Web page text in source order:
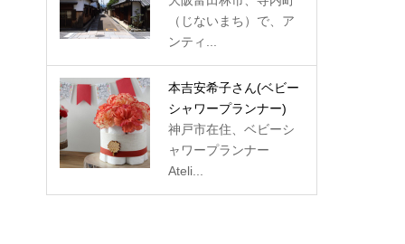
（じないまち）で、ア
ンティ...
本吉安希子さん(ベビー
シャワープランナー)
神戸市在住、ベビーシ
ャワープランナー
Ateli...